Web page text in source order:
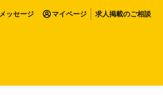
メッセージ マイページ 求人掲載のご相談